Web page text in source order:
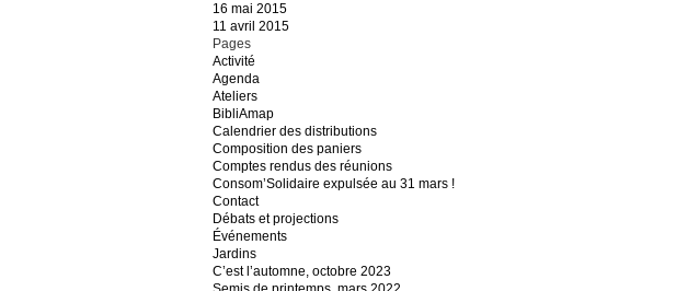
16 mai 2015
11 avril 2015
Pages
Activité
Agenda
Ateliers
BibliAmap
Calendrier des distributions
Composition des paniers
Comptes rendus des réunions
Consom’Solidaire expulsée au 31 mars !
Contact
Débats et projections
Événements
Jardins
C’est l’automne, octobre 2023